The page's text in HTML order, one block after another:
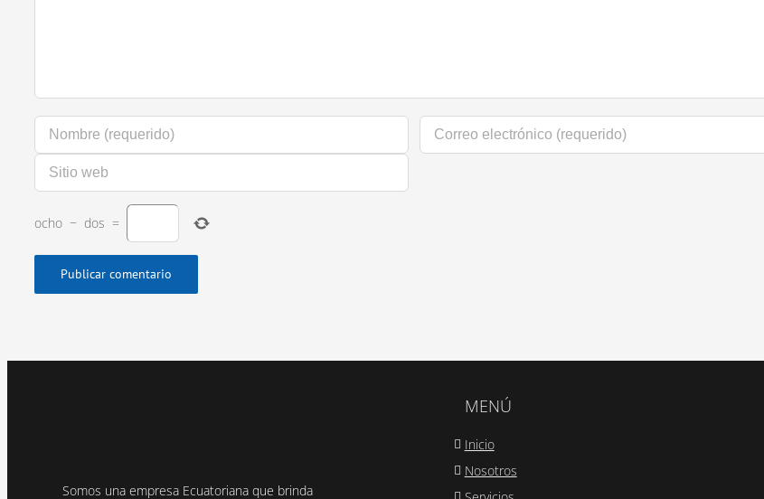
ocho − dos =
Somos una empresa Ecuatoriana que brinda
MENÚ
Inicio
Nosotros